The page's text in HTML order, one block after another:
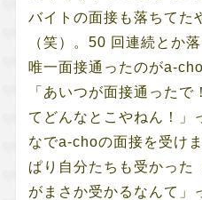
バイトの面接も落ちてた
（笑）。50 回連続とか
唯一面接通ったのがa-
「あいつが面接通った
てどんなとこやねん！」
なでa-choの面接を受け
ぱり自分たちも受かった
がまさか受かるなんて」